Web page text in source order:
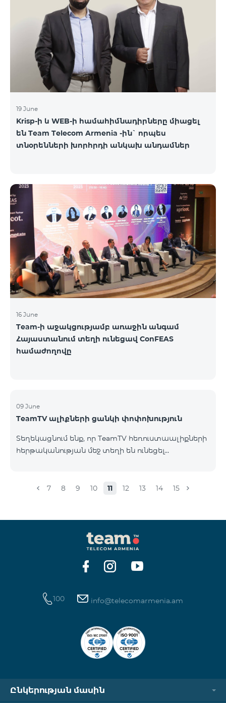
19 June
Krisp-ի և WEB-ի համահիմնադիրները միացել
են Team Telecom Armenia -ին` որպես
տնօրենների խորհրդի անկախ անդամներ
16 June
Team-ի աջակցությամբ առաջին անգամ
Հայաստանում տեղի ունեցավ ConFEAS
համաժողովը
09 June
TeamTV ալիքների ցանկի փոփոխություն
Տեղեկացնում ենք, որ TeamTV հեռուստաալիքների
հերթականության մեջ տեղի են ունեցել
համապատասխան։Մանրամասներին կարող եք
7 8 9 10 11 12 13 14 15
100 info@telecomarmenia.am
Ընկերության մասին